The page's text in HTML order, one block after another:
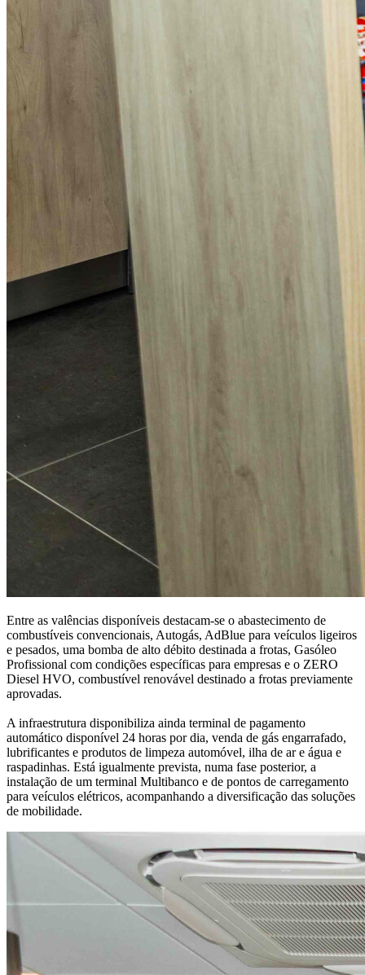
Entre as valências disponíveis destacam-se o abastecimento de
combustíveis convencionais, Autogás, AdBlue para veículos ligeiros
e pesados, uma bomba de alto débito destinada a frotas, Gasóleo
Profissional com condições específicas para empresas e o ZERO
Diesel HVO, combustível renovável destinado a frotas previamente
aprovadas.
A infraestrutura disponibiliza ainda terminal de pagamento
automático disponível 24 horas por dia, venda de gás engarrafado,
lubrificantes e produtos de limpeza automóvel, ilha de ar e água e
raspadinhas. Está igualmente prevista, numa fase posterior, a
instalação de um terminal Multibanco e de pontos de carregamento
para veículos elétricos, acompanhando a diversificação das soluções
de mobilidade.